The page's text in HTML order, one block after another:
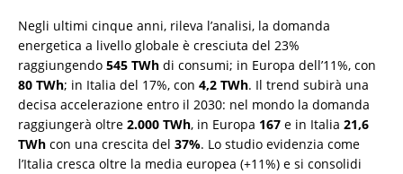
Negli ultimi cinque anni, rileva l’analisi, la domanda
energetica a livello globale è cresciuta del 23%
raggiungendo 545 TWh di consumi; in Europa dell’11%, con
80 TWh; in Italia del 17%, con 4,2 TWh. Il trend subirà una
decisa accelerazione entro il 2030: nel mondo la domanda
raggiungerà oltre 2.000 TWh, in Europa 167 e in Italia 21,6
TWh con una crescita del 37%. Lo studio evidenzia come
l’Italia cresca oltre la media europea (+11%) e si consolidi